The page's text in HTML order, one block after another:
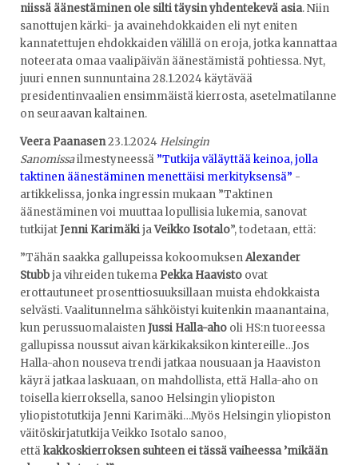
niissä äänestäminen ole silti täysin yhdentekevä asia. Niin
sanottujen kärki- ja avainehdokkaiden eli nyt eniten
kannatettujen ehdokkaiden välillä on eroja, jotka kannattaa
noteerata omaa vaalipäivän äänestämistä pohtiessa. Nyt,
juuri ennen sunnuntaina 28.1.2024 käytävää
presidentinvaalien ensimmäistä kierrosta, asetelmatilanne
on seuraavan kaltainen.
Veera Paanasen23.1.2024Helsingin
Sanomissailmestyneessä ”Tutkija väläyttää keinoa, jolla
taktinen äänestäminen menettäisi merkityksensä” -
artikkelissa, jonka ingressin mukaan ”Taktinen
äänestäminen voi muuttaa lopullisia lukemia, sanovat
tutkijatJenni KarimäkijaVeikko Isotalo”, todetaan, että:
”Tähän saakka gallupeissa kokoomuksenAlexander
Stubbja vihreiden tukema Pekka Haavisto ovat
erottautuneet prosenttiosuuksillaan muista ehdokkaista
selvästi. Vaalitunnelma sähköistyi kuitenkin maanantaina,
kun perussuomalaistenJussi Halla-aho oli HS:n tuoreessa
gallupissa noussut aivan kärkikaksikon kintereille…Jos
Halla-ahon nouseva trendi jatkaa nousuaan ja Haaviston
käyrä jatkaa laskuaan, on mahdollista, että Halla-aho on
toisella kierroksella, sanoo Helsingin yliopiston
yliopistotutkija Jenni Karimäki…Myös Helsingin yliopiston
väitöskirjatutkija Veikko Isotalo sanoo,
ettäkakkoskierroksen suhteen ei tässä vaiheessa ’mikään